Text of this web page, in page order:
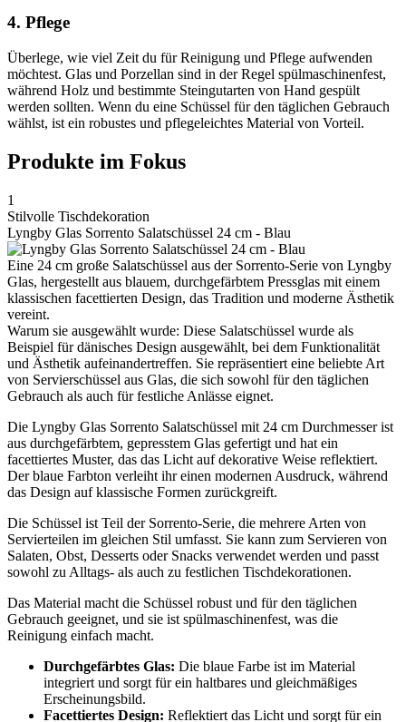
4. Pflege
Überlege, wie viel Zeit du für Reinigung und Pflege aufwenden
möchtest. Glas und Porzellan sind in der Regel spülmaschinenfest,
während Holz und bestimmte Steingutarten von Hand gespült
werden sollten. Wenn du eine Schüssel für den täglichen Gebrauch
wählst, ist ein robustes und pflegeleichtes Material von Vorteil.
Produkte im Fokus
1
Stilvolle Tischdekoration
Lyngby Glas Sorrento Salatschüssel 24 cm - Blau
Eine 24 cm große Salatschüssel aus der Sorrento-Serie von Lyngby
Glas, hergestellt aus blauem, durchgefärbtem Pressglas mit einem
klassischen facettierten Design, das Tradition und moderne Ästhetik
vereint.
Warum sie ausgewählt wurde: Diese Salatschüssel wurde als
Beispiel für dänisches Design ausgewählt, bei dem Funktionalität
und Ästhetik aufeinandertreffen. Sie repräsentiert eine beliebte Art
von Servierschüssel aus Glas, die sich sowohl für den täglichen
Gebrauch als auch für festliche Anlässe eignet.
Die Lyngby Glas Sorrento Salatschüssel mit 24 cm Durchmesser ist
aus durchgefärbtem, gepresstem Glas gefertigt und hat ein
facettiertes Muster, das das Licht auf dekorative Weise reflektiert.
Der blaue Farbton verleiht ihr einen modernen Ausdruck, während
das Design auf klassische Formen zurückgreift.
Die Schüssel ist Teil der Sorrento-Serie, die mehrere Arten von
Servierteilen im gleichen Stil umfasst. Sie kann zum Servieren von
Salaten, Obst, Desserts oder Snacks verwendet werden und passt
sowohl zu Alltags- als auch zu festlichen Tischdekorationen.
Das Material macht die Schüssel robust und für den täglichen
Gebrauch geeignet, und sie ist spülmaschinenfest, was die
Reinigung einfach macht.
Durchgefärbtes Glas: Die blaue Farbe ist im Material
integriert und sorgt für ein haltbares und gleichmäßiges
Erscheinungsbild.
Facettiertes Design: Reflektiert das Licht und sorgt für ein